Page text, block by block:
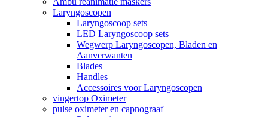
Laryngoscopen
Laryngoscoop sets
LED Laryngoscoop sets
Wegwerp Laryngoscopen, Bladen en
Aanverwanten
Blades
Handles
Accessoires voor Laryngoscopen
vingertop Oximeter
pulse oximeter en capnograaf